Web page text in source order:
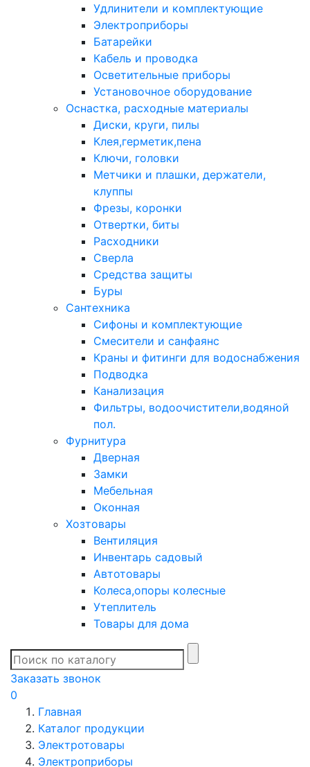
Удлинители и комплектующие
Электроприборы
Батарейки
Кабель и проводка
Осветительные приборы
Установочное оборудование
Оснастка, расходные материалы
Диски, круги, пилы
Клея,герметик,пена
Ключи, головки
Метчики и плашки, держатели,
клуппы
Фрезы, коронки
Отвертки, биты
Расходники
Сверла
Средства защиты
Буры
Сантехника
Сифоны и комплектующие
Смесители и санфаянс
Краны и фитинги для водоснабжения
Подводка
Канализация
Фильтры, водоочистители,водяной
пол.
Фурнитура
Дверная
Замки
Мебельная
Оконная
Хозтовары
Вентиляция
Инвентарь садовый
Автотовары
Колеса,опоры колесные
Утеплитель
Товары для дома
Заказать звонок
0
Главная
Каталог продукции
Электротовары
Электроприборы